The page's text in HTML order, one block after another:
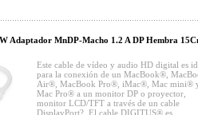
Adaptador MnDP-Macho 1.2 A DP Hembra
Este cable de vídeo y audio HD digital es
para la conexión de un MacBook®,
Air®, MacBook Pro®, iMac®, Mac mini®
Mac Pro® a un monitor DP o proyector,
monitor LCD/TFT a través de un cable
DisplayPort?. El cable DIGITUS® es